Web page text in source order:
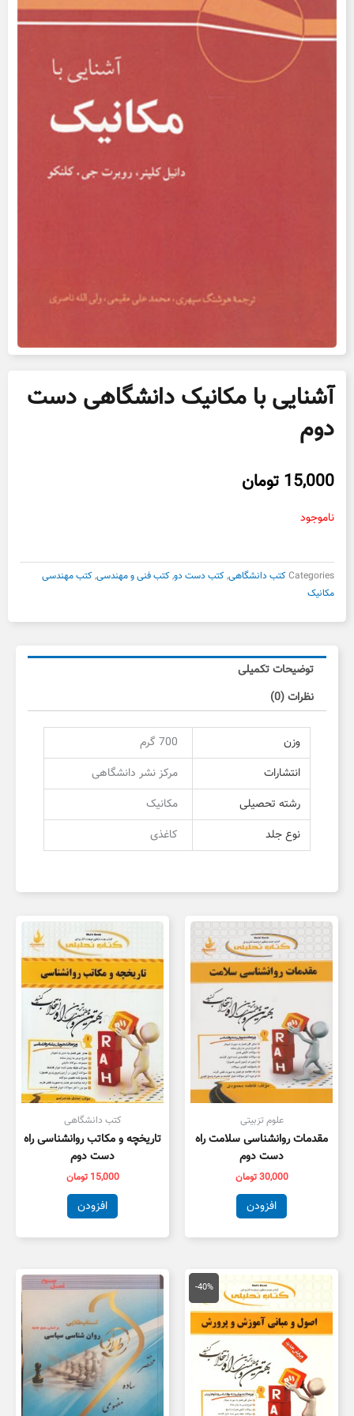
آشنایی با مکانیک دانشگاهی دست
دوم
15,000 تومان
ناموجود
Categoriesکتب دانشگاهی,کتب دست دو,کتب فنی و مهندسی,کتب مهندسی
مکانیک
توضیحات تکمیلی
نظرات (0)
وزن
700 گرم
انتشارات
مرکز نشر دانشگاهی
رشته تحصیلی
مکانیک
نوع جلد
کاغذی
علوم تزبیتی
مقدمات روانشناسی سلامت راه
دست دوم
30,000تومان
افزودن
کتب دانشگاهی
تاریخچه و مکاتب روانشناسی راه
دست دوم
15,000 تومان
افزودن
-40%
قیمت
اصلی
134,000 تومان
بود.
قیمت
فعلی
80,000 تومان
است.